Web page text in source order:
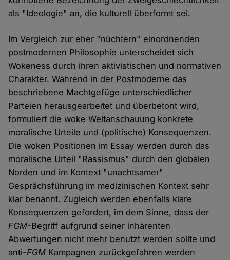
als "Ideologie" an, die kulturell überformt sei.
Im Vergleich zur eher "nüchtern" einordnenden
postmodernen Philosophie unterscheidet sich
Wokeness durch ihren aktivistischen und normativen
Charakter. Während in der Postmoderne das
beschriebene Machtgefüge unterschiedlicher
Parteien herausgearbeitet und überbetont wird,
formuliert die woke Weltanschauung konkrete
moralische Urteile und (politische) Konsequenzen.
Die woken Positionen im Essay werden durch das
moralische Urteil "Rassismus" durch den globalen
Norden und im Kontext "unachtsamer"
Gesprächsführung im medizinischen Kontext sehr
klar benannt. Zugleich werden ebenfalls klare
Konsequenzen gefordert, im dem Sinne, dass der
FGM-Begriff aufgrund seiner inhärenten
Abwertungen nicht mehr benutzt werden sollte und
anti-FGM Kampagnen zurückgefahren werden